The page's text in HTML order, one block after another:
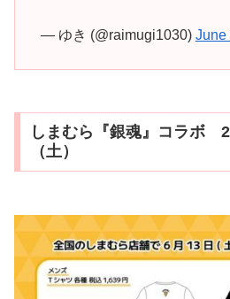
— ゆき (@raimugi1030) June
しまむら『銀魂』コラボ
（土）